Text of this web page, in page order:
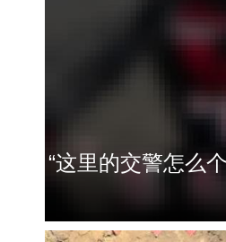
“这里的交警怎么